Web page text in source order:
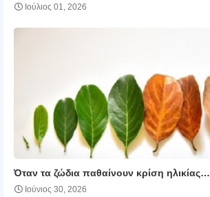
Ιούλιος 01, 2026
Όταν τα ζώδια παθαίνουν κρίση ηλικίας…
Ιούνιος 30, 2026